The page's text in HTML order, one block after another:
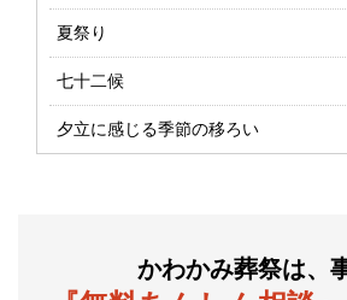
夏祭り
七十二候
夕立に感じる季節の移ろい
かわかみ葬祭は、